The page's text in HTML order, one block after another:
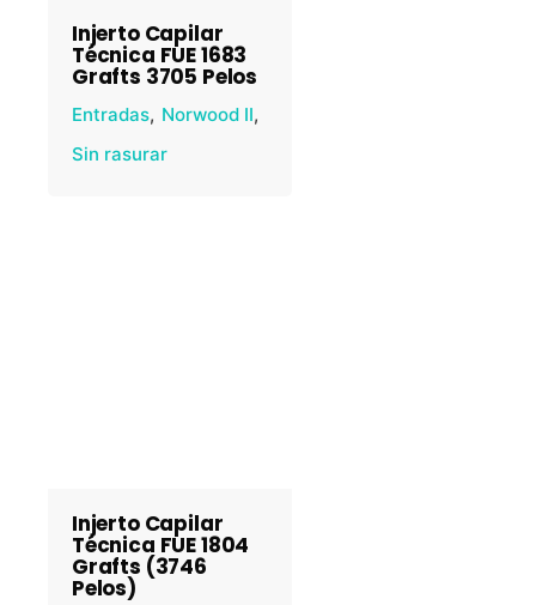
Injerto Capilar
Técnica FUE 1683
Grafts 3705 Pelos
Entradas Norwood II
Sin rasurar
Injerto Capilar
Técnica FUE 1804
Grafts (3746
Pelos)